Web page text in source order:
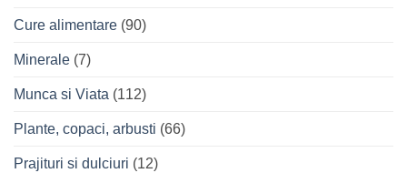
Cure alimentare (90)
Minerale (7)
Munca si Viata (112)
Plante, copaci, arbusti (66)
Prajituri si dulciuri (12)